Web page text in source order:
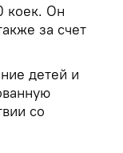
коек. Он
за счет
детей и
со